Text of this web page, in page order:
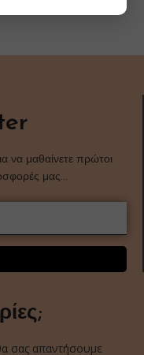
να μαθαίνετε πρώτοι
μας…
σας απαντήσουμε